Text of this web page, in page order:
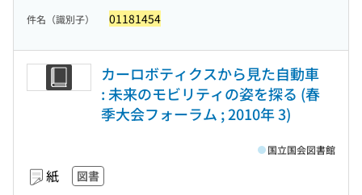
件名（識別子） 01181454
カーロボティクスから見た自動車
: 未来のモビリティの姿を探る (春
季大会フォーラム ; 2010年 3)
紙 図書
国立国会図書館